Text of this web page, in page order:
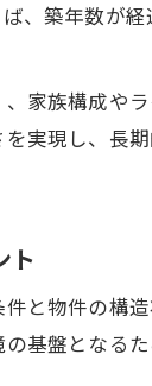
不動産売
不動産売
宇都宮市
家族の将来に
家族構成
、築年数が
家族構成や
実現し、長
ト
と物件の構
基盤となる